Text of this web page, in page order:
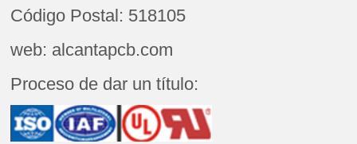
Código Postal: 518105
web: alcantapcb.com
Proceso de dar un título: